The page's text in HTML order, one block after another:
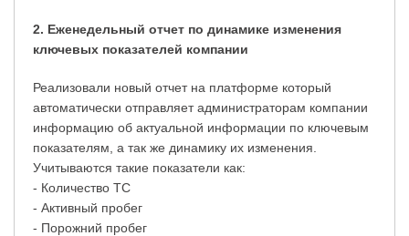
2. Еженедельный отчет по динамике изменения
ключевых показателей компании
Реализовали новый отчет на платформе который
автоматически отправляет администраторам компании
информацию об актуальной информации по ключевым
показателям, а так же динамику их изменения.
Учитываются такие показатели как:
- Количество ТС
- Активный пробег
- Порожний пробег